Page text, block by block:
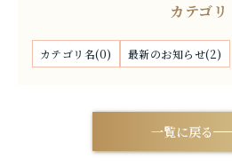
カテゴリ
カテゴリ名(0) 最新のお知らせ(2)
一覧に戻る